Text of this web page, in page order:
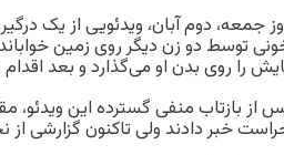
جمعه، دوم آبان، ویدئویی از یک
توسط دو زن دیگر روی زمین
را روی بدن او می‌گذارد و بعد
از بازتاب منفی گسترده این ویدئو،
خبر دادند ولی تاکنون گزارشی